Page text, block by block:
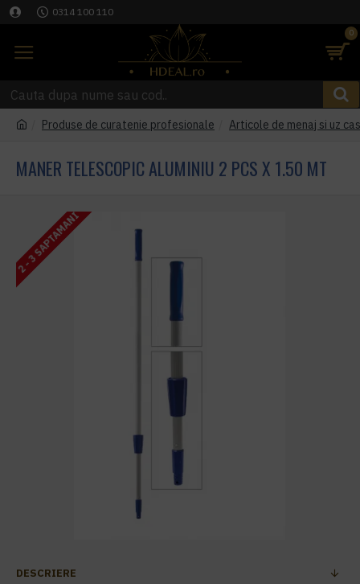
0314 100 110
0
Produse de curatenie profesionale Articole de menaj si uz
MANER TELESCOPIC ALUMINIU 2 PCS X 1.50 MT
2 - 3 SAPTAMANI
DESCRIERE